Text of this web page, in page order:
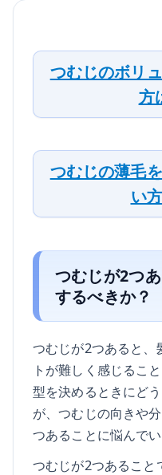
つむじのボリ
方
つむじの薄毛
い
つむじが2つ
するべきか？
つむじが2つあると、
トが難しく感じるこ
型を決めるときにど
が、つむじの向きや
つあることに悩んで
つむじが2つあること